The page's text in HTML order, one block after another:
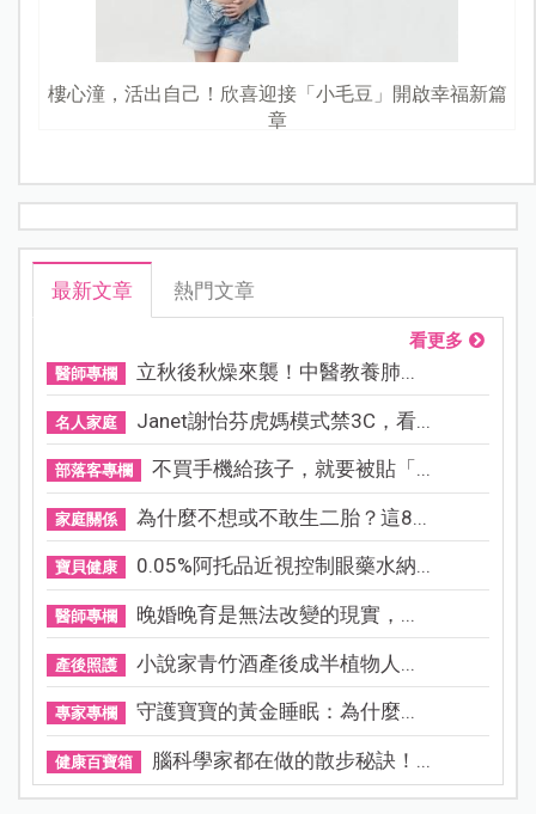
樓心潼，活出自己！欣喜迎接「小毛豆」開啟幸福新篇
章
最新文章 熱門文章
看更多
醫師專欄 立秋後秋燥來襲！中醫教養肺...
名人家庭 Janet謝怡芬虎媽模式禁3C，看...
部落客專欄 不買手機給孩子，就要被貼「...
家庭關係 為什麼不想或不敢生二胎？這8...
寶貝健康 0.05%阿托品近視控制眼藥水納...
醫師專欄 晚婚晚育是無法改變的現實，...
產後照護 小說家青竹酒產後成半植物人...
專家專欄 守護寶寶的黃金睡眠：為什麼...
健康百寶箱 腦科學家都在做的散步秘訣！...